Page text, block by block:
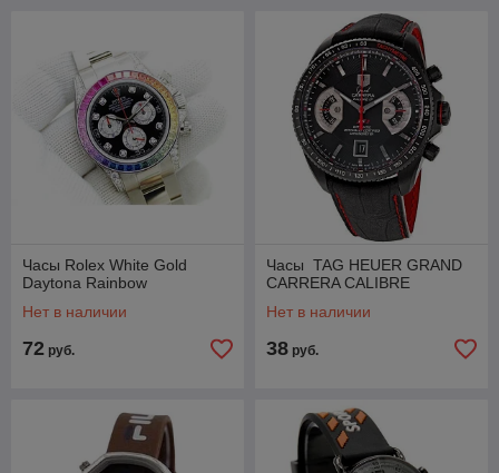
Часы Rolex White Gold
Daytona Rainbow
Нет в наличии
72 руб.
Часы TAG HEUER GRAND
CARRERA CALIBRE
Нет в наличии
38 руб.